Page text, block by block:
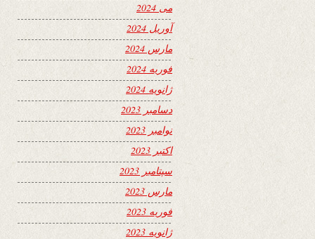
می 2024
آوریل 2024
مارس 2024
فوریه 2024
ژانویه 2024
دسامبر 2023
نوامبر 2023
اکتبر 2023
سپتامبر 2023
مارس 2023
فوریه 2023
ژانویه 2023